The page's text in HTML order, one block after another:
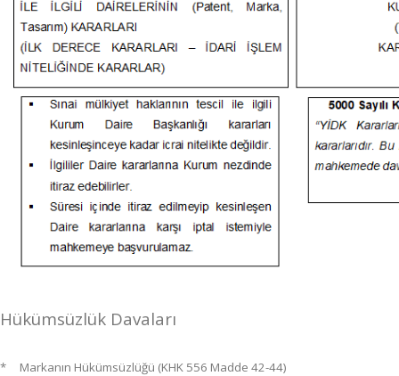
Hükümsüzlük Davaları
* Markanın Hükümsüzlüğü (KHK 556 Madde 42-44)